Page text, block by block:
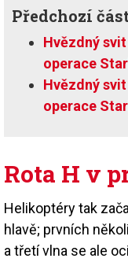
Předchozí
Hvězdný
operace
Hvězdný
operace
Rota H v
Helikoptéry tak
hlavě; prvních
a třetí vlna se ale